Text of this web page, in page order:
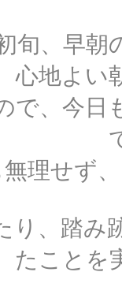
旬、早朝
心地よい
で、今日
理せず
り、踏み
たことを